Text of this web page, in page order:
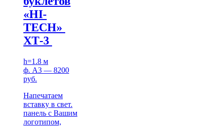
«HI-
TECH»
ХТ-3
h=1.8 м
ф. А3 — 8200
руб.
Напечатаем
вставку в свет.
панель с Вашим
логотипом,